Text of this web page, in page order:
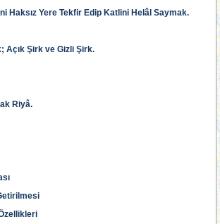
Haksız Yere Tekfir Edip Katlini Helâl Saymak.
Açık Şirk ve Gizli Şirk.
Riyâ.